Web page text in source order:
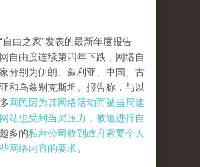
自由之家”发表的最新年度报告
自由度连续第四年下跌，网络自
分别为伊朗、叙利亚、中国、古
和乌兹别克斯坦。报告称，与以
网民因为其网络活动而被当局逮
站也受到当局压力，被迫进行自
多的私营公司收到政府索要个人
网络内容的要求。